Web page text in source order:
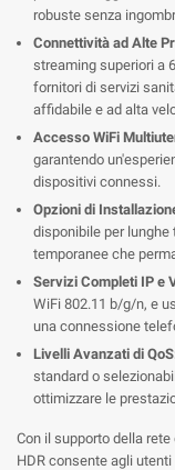
robuste senza
Connettività ad Alte
streaming superiori a
fornitori di servizi
affidabile e ad alta
Accesso WiFi
garantendo
dispositivi connessi.
Opzioni di
disponibile per lunghe
temporanee che
Servizi Completi IP e
WiFi 802.11 b/g/n, e
una connessione
Livelli Avanzati di
standard o
ottimizzare le
Con il supporto della
HDR consente agli